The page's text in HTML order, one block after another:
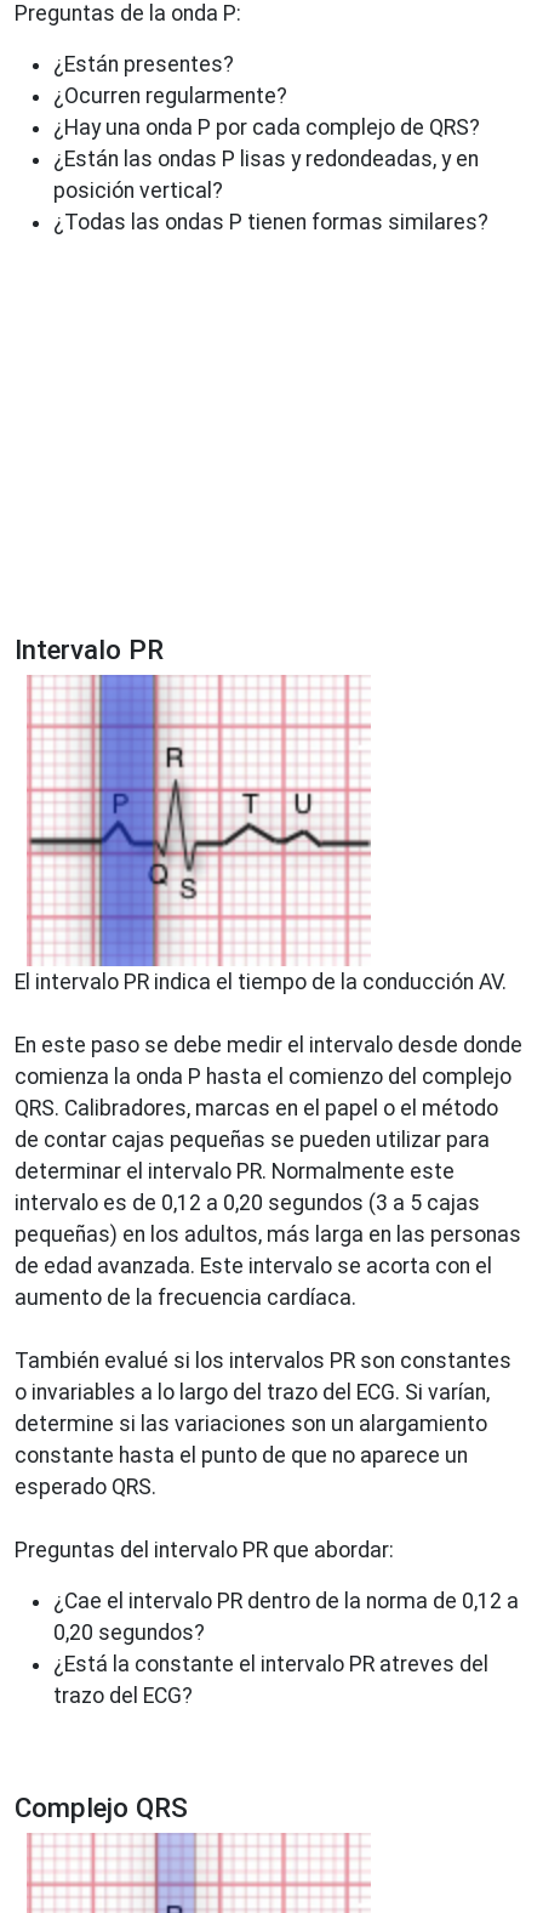
Preguntas de la onda P:
¿Están presentes?
¿Ocurren regularmente?
¿Hay una onda P por cada complejo de QRS?
¿Están las ondas P lisas y redondeadas, y en
posición vertical?
¿Todas las ondas P tienen formas similares?
Intervalo PR
El intervalo PR indica el tiempo de la conducción AV.
En este paso se debe medir el intervalo desde donde
comienza la onda P hasta el comienzo del complejo
QRS. Calibradores, marcas en el papel o el método
de contar cajas pequeñas se pueden utilizar para
determinar el intervalo PR. Normalmente este
intervalo es de 0,12 a 0,20 segundos (3 a 5 cajas
pequeñas) en los adultos, más larga en las personas
de edad avanzada. Este intervalo se acorta con el
aumento de la frecuencia cardíaca.
También evalué si los intervalos PR son constantes
o invariables a lo largo del trazo del ECG. Si varían,
determine si las variaciones son un alargamiento
constante hasta el punto de que no aparece un
esperado QRS.
Preguntas del intervalo PR que abordar:
¿Cae el intervalo PR dentro de la norma de 0,12 a
0,20 segundos?
¿Está la constante el intervalo PR atreves del
trazo del ECG?
Complejo QRS